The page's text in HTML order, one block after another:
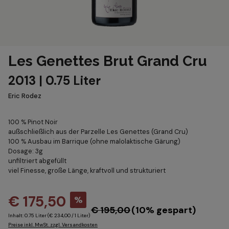
Les Genettes Brut Grand Cru
2013 | 0.75 Liter
Eric Rodez
100 % Pinot Noir
außschließlich aus der Parzelle Les Genettes (Grand Cru)
100 % Ausbau im Barrique (ohne malolaktische Gärung)
Dosage: 3g
unfiltriert abgefüllt
viel Finesse, große Länge, kraftvoll und strukturiert
€ 175,50
%
€ 195,00(10% gespart)
Inhalt:0.75 Liter(€ 234,00 / 1 Liter)
Preise inkl. MwSt. zzgl. Versandkosten